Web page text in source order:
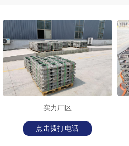
实力厂区
点击拨打电话